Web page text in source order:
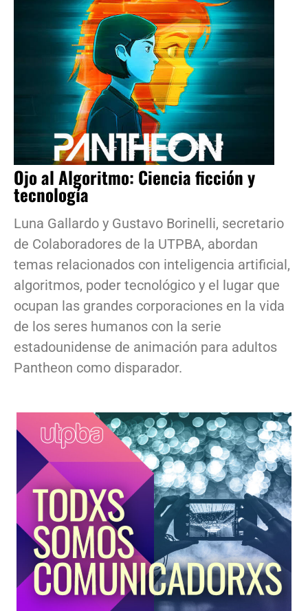
Ojo al Algoritmo: Ciencia ficción y
tecnología
Luna Gallardo y Gustavo Borinelli, secretario
de Colaboradores de la UTPBA, abordan
temas relacionados con inteligencia artificial,
algoritmos, poder tecnológico y el lugar que
ocupan las grandes corporaciones en la vida
de los seres humanos con la serie
estadounidense de animación para adultos
Pantheon como disparador.